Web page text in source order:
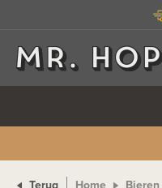
Terug Home Bieren